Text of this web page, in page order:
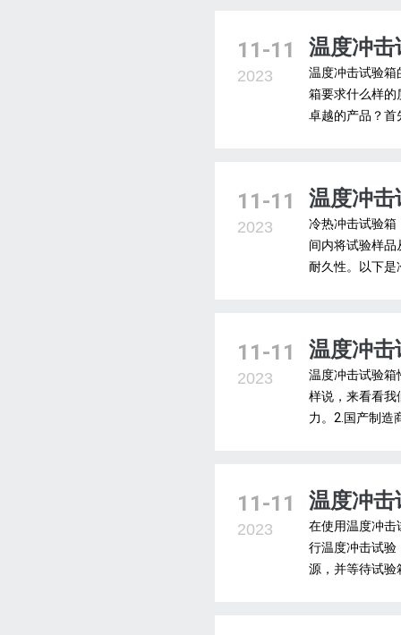
11-11
2023
温度冲击
温度冲击试验箱
箱要求什么样的
卓越的产品？首
11-11
2023
温度冲击
冷热冲击试验箱
间内将试验样
耐久性。以下是
11-11
2023
温度冲击
温度冲击试验箱
样说，来看看我
力。2.国产制造
11-11
2023
温度冲击
在使用温度冲击
行温度冲击试验
源，并等待试验